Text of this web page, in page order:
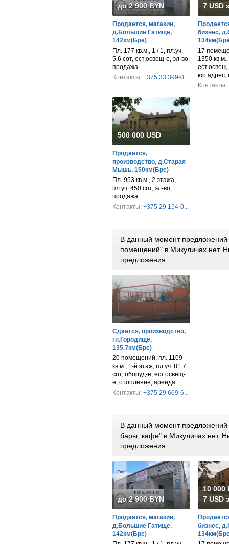
до 2 900 BYN
Продается, магазин,
д.Большие Гатище,
142км(Бре)
Пл. 177 кв.м., 1 / 1, пл.уч.
5.6 сот, ест.освещ-е, эл-во,
продажа
Контакты: +375 33 399-0...
7 USD
бизнес,
17
1350
юр.адрес,
Контакты:
500 000 USD
Продается,
производство, д.Старая
Мышь, 150км(Бре)
Пл. 953 кв.м., 2 этажа,
пл.уч. 450 сот, эл-во,
продажа
Контакты: +375 29 154-0...
В данный момент предложений
помещений" в Микуличах нет.
предложения.
Сдается, производство,
гп.Городище,
135.7км(Бре)
20 помещений, пл. 1109
кв.м., 1-й этаж, пл.уч. 81.7
сот, оборуд-е, ест.освещ-
е, отопление, аренда
Контакты: +375 29 669-6...
В данный момент
бары, кафе" в Микуличах нет.
предложения.
до 2 900 BYN
Продается, магазин,
д.Большие Гатище,
142км(Бре)
10 000
7 USD
бизнес,